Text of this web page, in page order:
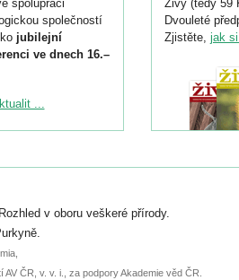
spolupráci
společností
jubilejní
ve dnech 16.–
ke konferenci
do 6. září.
nebo
...
Živy (tedy 59
Dvouleté
Zjistěte, jak
v oboru veškeré přírody.
ČR, v. v. i., za podpory Akademie věd ČR.